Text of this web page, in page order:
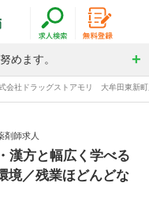
めます。
会社ドラッグストアモリ 大牟田東新
剤師求人
漢方と幅広く学べる
境／残業ほどんどな